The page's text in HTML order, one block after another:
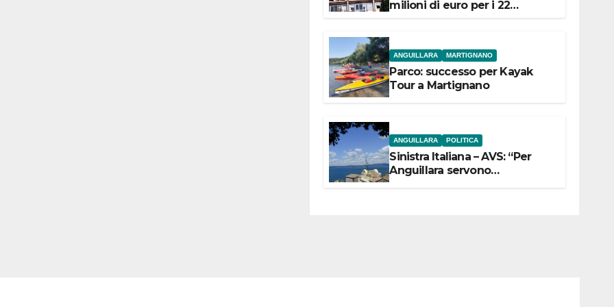
milioni di euro per i 22
ANGUILLARA MARTIGNANO
Parco: successo per Kayak
Tour a Martignano
ANGUILLARA POLITICA
Sinistra Italiana – AVS: “Per
Anguillara servono